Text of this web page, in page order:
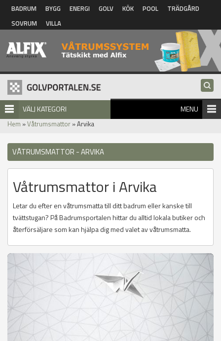
Hoppa till huvudinnehåll
BADRUM BYGG ENERGI GOLV KÖK POOL
TRÄDGÅRD
SOVRUM
VILLA
VÄLJ KATEGORI MENU
Hem »Våtrumsmattor » Arvika
VÅTRUMSMATTOR - ARVIKA
Våtrumsmattor i Arvika
Letar du efter en våtrumsmatta till ditt badrum eller kanske till
tvättstugan? På Badrumsportalen hittar du alltid lokala butiker och
återförsäljare som kan hjälpa dig med valet av våtrumsmatta.